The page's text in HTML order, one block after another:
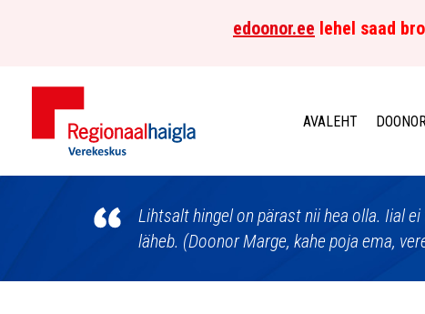
edoonor.ee lehel saad
Põhja-
AVALEHT
Lihtsalt hingel on pärast nii hea olla. Iial
läheb. (Doonor Marge, kahe poja ema,